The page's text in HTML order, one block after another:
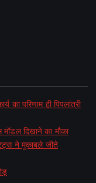
का परिणाम ही पिपलांत्री
मॉडल दिखाने का मौका
ने मुकाबले जीते